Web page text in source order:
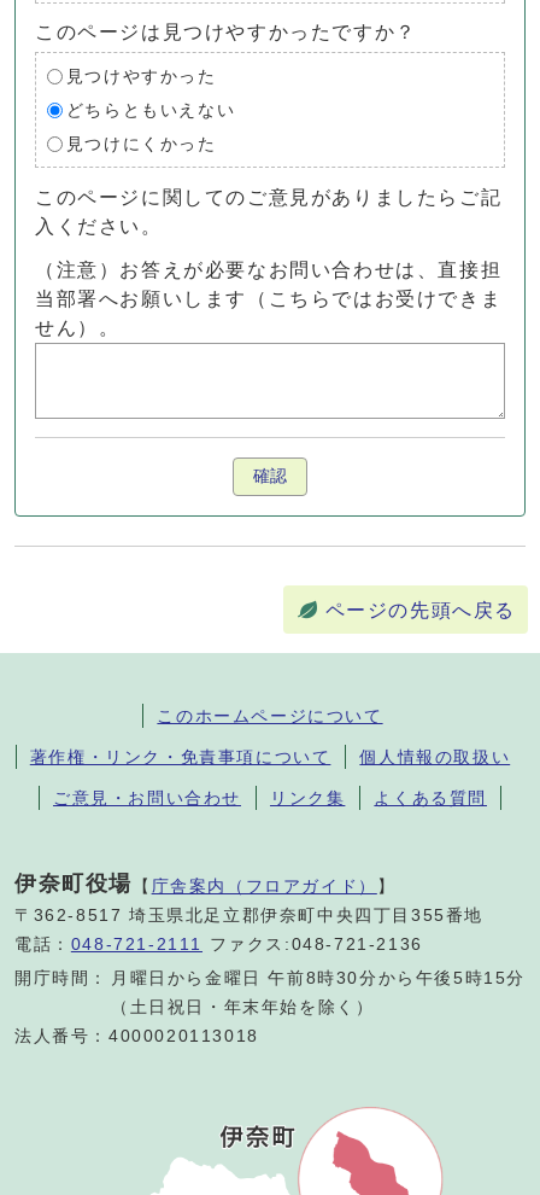
このページは見つけやすかったですか？
見つけやすかった
どちらともいえない
見つけにくかった
このページに関してのご意見がありましたらご記
入ください。
（注意）お答えが必要なお問い合わせは、直接担
当部署へお願いします（こちらではお受けできま
せん）。
確認
ページの先頭へ戻る
このホームページについて
著作権・リンク・免責事項について 個人情報の取扱い
ご意見・お問い合わせ リンク集 よくある質問
伊奈町役場 【 庁舎案内（フロアガイド） 】
〒362-8517 埼玉県北足立郡伊奈町中央四丁目355番地
電話： 048-721-2111
ファクス:048-721-2136
開庁時間：
月曜日から金曜日 午前8時30分から午後5時15分
（土日祝日・年末年始を除く）
法人番号：4000020113018